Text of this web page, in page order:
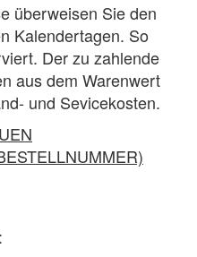
überweisen Sie den
Kalendertagen. So
Der zu zahlende
aus dem Warenwert
und Sevicekosten.